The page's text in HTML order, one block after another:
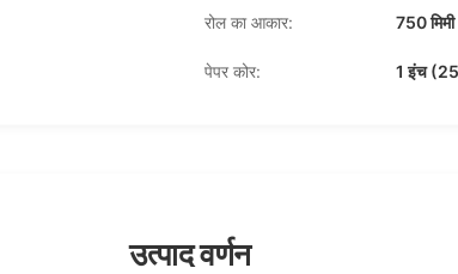
रोल का आकार: 750
पेपर कोर: 1 इंच
उत्पाद वर्णन